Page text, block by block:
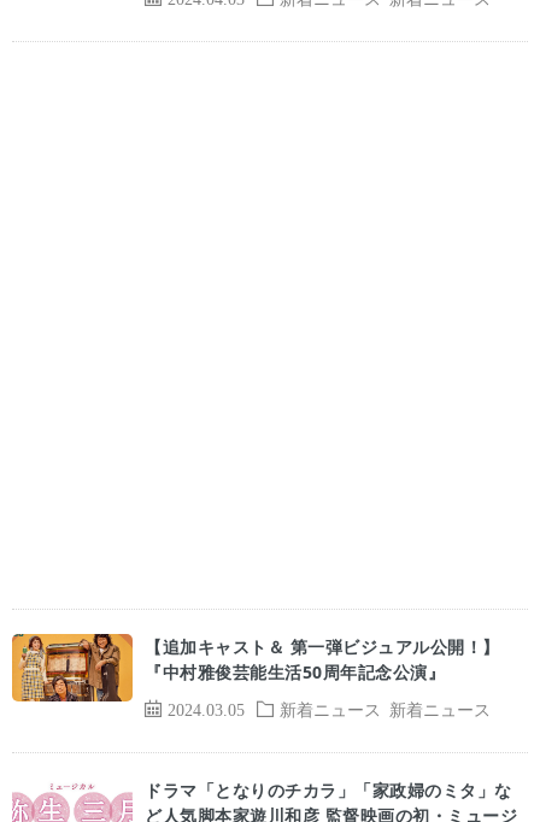
2024.03.05 新着ニュース 新着ニュース
【追加キャスト＆ 第一弾ビジュアル公開！】
『中村雅俊芸能生活50周年記念公演』
ドラマ「となりのチカラ」「家政婦のミタ」な
ど人気脚本家遊川和彦 監督映画の初・ミュージ